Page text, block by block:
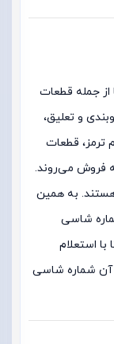
از جمله قطعات
و تعلیق،
قطعات
فروش می‌روند.
به همین
شاسی
استعلام
آن شماره شاسی